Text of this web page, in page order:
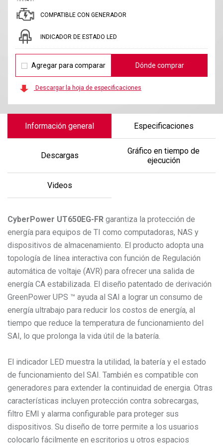
COMPATIBLE CON GENERADOR
INDICADOR DE ESTADO LED
Agregar para comparar Dónde comprar
Descargar la hoja de especificaciones
Información general Especificaciones
Descargas
Gráfico en tiempo de
ejecución
Videos
CyberPower UT650EG-FR garantiza la protección de
energía para equipos de TI como computadoras, NAS y
dispositivos de almacenamiento. El producto adopta una
topología de línea interactiva con función de Regulación
automática de voltaje (AVR) para ofrecer una salida de
energía CA estabilizada. El diseño patentado de derivación
GreenPower UPS ™ ayuda al SAI a lograr un consumo de
energía ultrabajo para reducir los costos de energía, al
tiempo que reduce la temperatura de funcionamiento del
SAI, lo que prolonga la vida útil de la batería.
El indicador LED muestra la utilidad, la batería y el estado
de funcionamiento del SAI. También es compatible con
generadores para extender la continuidad de energia. Otras
características incluyen protección contra sobrecargas,
filtro EMI y alarma configurable para proteger sus
dispositivos. Su diseño de torre permite a los usuarios
colocarlo fácilmente en escritorios u otros espacios